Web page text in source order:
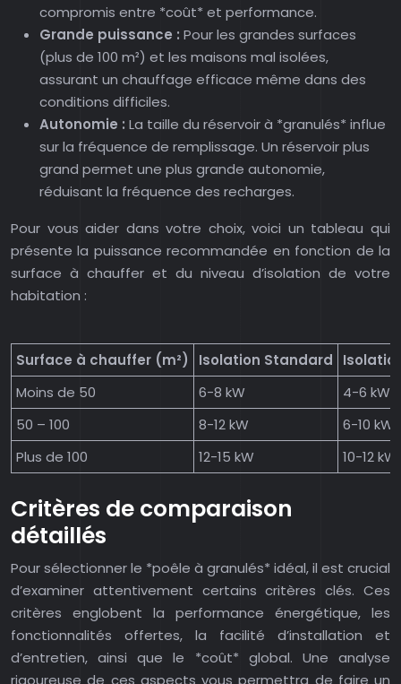
compromis entre *coût* et performance.
Grande puissance : Pour les grandes surfaces
(plus de 100 m²) et les maisons mal isolées,
assurant un chauffage efficace même dans des
conditions difficiles.
Autonomie : La taille du réservoir à *granulés* influe
sur la fréquence de remplissage. Un réservoir plus
grand permet une plus grande autonomie,
réduisant la fréquence des recharges.
Pour vous aider dans votre choix, voici un tableau qui
présente la puissance recommandée en fonction de la
surface à chauffer et du niveau d’isolation de votre
habitation :
Surface à chauffer (m²) Isolation Standard
Moins de 50
6-8 kW
4-6 kW
50 – 100
8-12 kW
6-10 kW
Plus de 100
12-15 kW 10-12 kW
Critères de comparaison
détaillés
Pour sélectionner le *poêle à granulés* idéal, il est crucial
d’examiner attentivement certains critères clés. Ces
critères englobent la performance énergétique, les
fonctionnalités offertes, la facilité d’installation et
d’entretien, ainsi que le *coût* global. Une analyse
rigoureuse de ces aspects vous permettra de faire un